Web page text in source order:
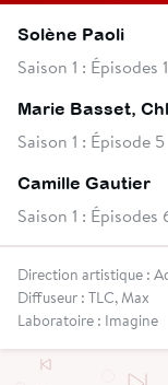
Solène Paoli
Saison 1 : Épisodes
Marie Basset,
Saison 1 : Épisode 5
Camille Gautier
Saison 1 : Épisodes
Direction artistique :
Diffuseur : TLC, Max
Laboratoire : Imagine